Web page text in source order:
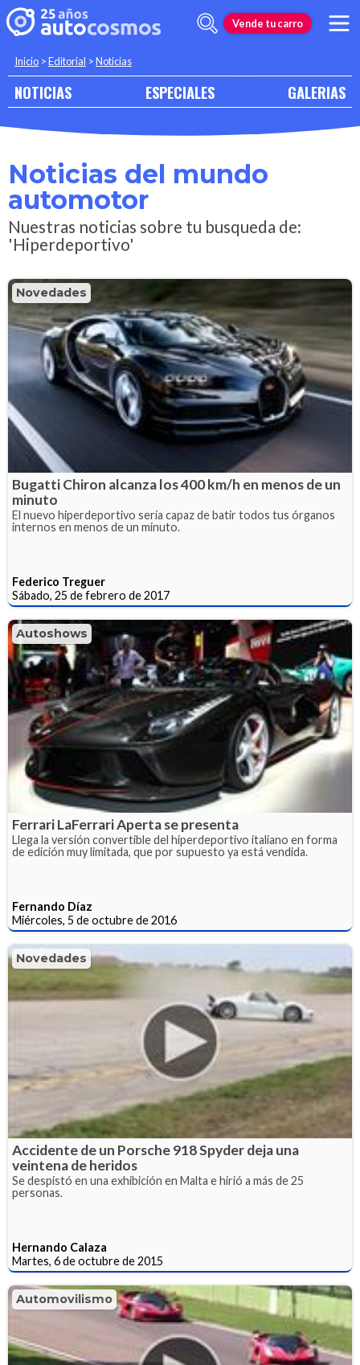
Vende tu carro
Inicio >Editorial >Noticias
NOTICIAS ESPECIALES GALERIAS
Noticias del mundo
automotor
Nuestras noticias sobre tu busqueda de:
'Hiperdeportivo'
Novedades
Bugatti Chiron alcanza los 400 km/h en menos de un
minuto
El nuevo hiperdeportivo sería capaz de batir todos tus órganos
internos en menos de un minuto.
Federico Treguer
Sábado, 25 de febrero de 2017
Autoshows
Ferrari LaFerrari Aperta se presenta
Llega la versión convertible del hiperdeportivo italiano en forma
de edición muy limitada, que por supuesto ya está vendida.
Fernando Díaz
Miércoles, 5 de octubre de 2016
Novedades
Accidente de un Porsche 918 Spyder deja una
veintena de heridos
Se despistó en una exhibición en Malta e hirió a más de 25
personas.
Hernando Calaza
Martes, 6 de octubre de 2015
Automovilismo